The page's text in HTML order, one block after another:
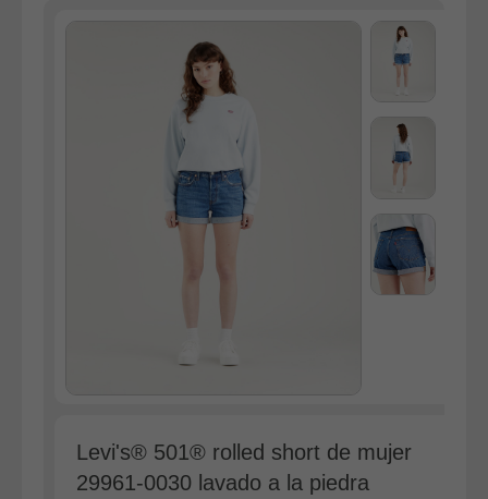
Chaquetas
Complementos
Levi's® 501® rolled short de mujer
29961-0030 lavado a la piedra